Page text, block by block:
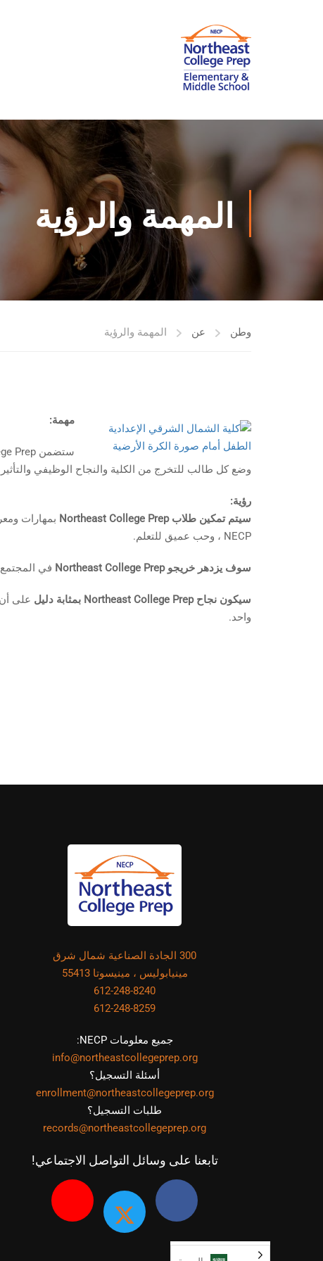
المهمة والرؤية
وطن عن المهمة والرؤية
مهمة:
وضع كل طالب للتخرج من الكلية والنجاح الوظيفي
رؤية:
سيتم تمكين طلاب Northeast College Prep
بمهارات
NECP ، وحب عميق للتعلم.
سوف يزدهر خريجو Northeast College Prep في
سيكون نجاح Northeast College Prep بمثابة دليل
على
واحد.
300 الجادة الصناعية شمال شرق
مينيابوليس ، مينيسوتا 55413
612-248-8240
612-248-8259
جميع معلومات NECP:
info@northeastcollegeprep.org
أسئلة التسجيل؟
enrollment@northeastcollegeprep.org
طلبات التسجيل؟
records@northeastcollegeprep.org
تابعنا على وسائل التواصل الاجتماعي!